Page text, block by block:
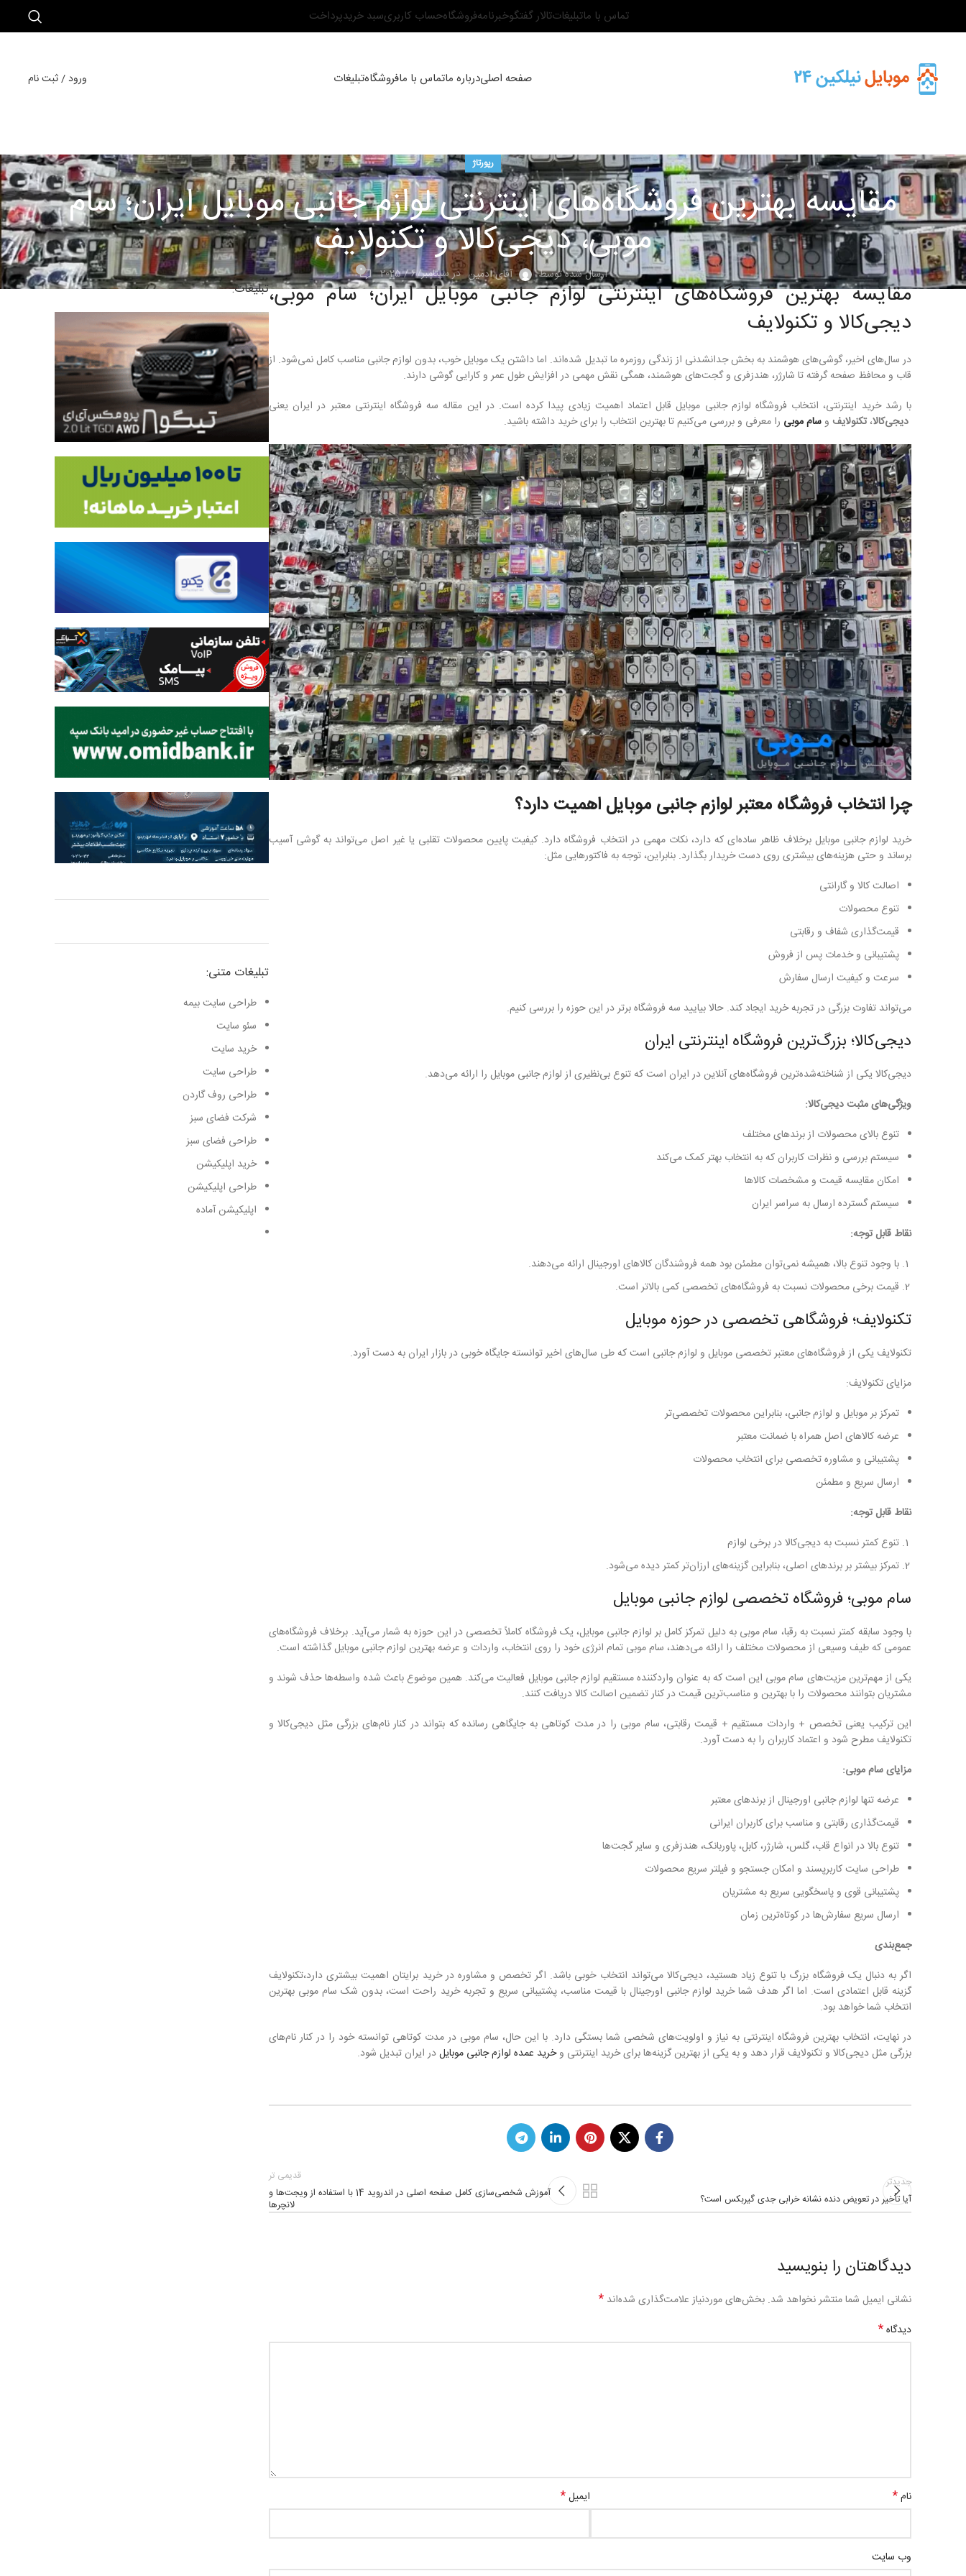
تماس با ماتبلیغاتتالار گفتگوخبرنامهفروشگاهحساب کاربریسبد خریدپرداخت
صفحه اصلیدرباره ماتماس با مافروشگاهتبلیغات ورود / ثبت نام
رپورتاژ
مقایسه بهترین فروشگاه‌های اینترنتی لوازم جانبی موبایل ایران؛ سام
موبی، دیجی‌کالا و تکنولایف
ارسال شده توسط آقای ادمین در سپتامبر/6 / 2025 0
مقایسه بهترین فروشگاه‌های اینترنتی لوازم جانبی موبایل ایران؛ سام موبی،
دیجی‌کالا و تکنولایف
در سال‌های اخیر، گوشی‌های هوشمند به بخش جدانشدنی از زندگی روزمره ما تبدیل شده‌اند. اما داشتن یک موبایل خوب، بدون لوازم جانبی مناسب کامل نمی‌شود. از
قاب و محافظ صفحه گرفته تا شارژر، هندزفری و گجت‌های هوشمند، همگی نقش مهمی در افزایش طول عمر و کارایی گوشی دارند.
با رشد خرید اینترنتی، انتخاب فروشگاه لوازم جانبی موبایل قابل اعتماد اهمیت زیادی پیدا کرده است. در این مقاله سه فروشگاه اینترنتی معتبر در ایران یعنی
دیجی‌کالا، تکنولایف وسام موبی را معرفی و بررسی می‌کنیم تا بهترین انتخاب را برای خرید داشته باشید.
چرا انتخاب فروشگاه معتبر لوازم جانبی موبایل اهمیت دارد؟
خرید لوازم جانبی موبایل برخلاف ظاهر ساده‌ای که دارد، نکات مهمی در انتخاب فروشگاه دارد. کیفیت پایین محصولات تقلبی یا غیر اصل می‌تواند به گوشی آسیب
برساند و حتی هزینه‌های بیشتری روی دست خریدار بگذارد. بنابراین، توجه به فاکتورهایی مثل:
اصالت کالا و گارانتی
تنوع محصولات
قیمت‌گذاری شفاف و رقابتی
پشتیبانی و خدمات پس از فروش
سرعت و کیفیت ارسال سفارش
می‌تواند تفاوت بزرگی در تجربه خرید ایجاد کند. حالا بیایید سه فروشگاه برتر در این حوزه را بررسی کنیم.
دیجی‌کالا؛ بزرگ‌ترین فروشگاه اینترنتی ایران
دیجی‌کالا یکی از شناخته‌شده‌ترین فروشگاه‌های آنلاین در ایران است که تنوع بی‌نظیری از لوازم جانبی موبایل را ارائه می‌دهد.
ویژگی‌های مثبت دیجی‌کالا:
تنوع بالای محصولات از برندهای مختلف
سیستم بررسی و نظرات کاربران که به انتخاب بهتر کمک می‌کند
امکان مقایسه قیمت و مشخصات کالاها
سیستم گسترده ارسال به سراسر ایران
نقاط قابل توجه:
با وجود تنوع بالا، همیشه نمی‌توان مطمئن بود همه فروشندگان کالاهای اورجینال ارائه می‌دهند.
قیمت برخی محصولات نسبت به فروشگاه‌های تخصصی کمی بالاتر است.
تکنولایف؛ فروشگاهی تخصصی در حوزه موبایل
تکنولایف یکی از فروشگاه‌های معتبر تخصصی موبایل و لوازم جانبی است که طی سال‌های اخیر توانسته جایگاه خوبی در بازار ایران به دست آورد.
مزایای تکنولایف:
تمرکز بر موبایل و لوازم جانبی، بنابراین محصولات تخصصی‌تر
عرضه کالاهای اصل همراه با ضمانت معتبر
پشتیبانی و مشاوره تخصصی برای انتخاب محصولات
ارسال سریع و مطمئن
نقاط قابل توجه:
تنوع کمتر نسبت به دیجی‌کالا در برخی لوازم
تمرکز بیشتر بر برندهای اصلی، بنابراین گزینه‌های ارزان‌تر کمتر دیده می‌شود.
سام موبی؛ فروشگاه تخصصی لوازم جانبی موبایل
با وجود سابقه کمتر نسبت به رقبا، سام موبی به دلیل تمرکز کامل بر لوازم جانبی موبایل، یک فروشگاه کاملاً تخصصی در این حوزه به شمار می‌آید. برخلاف فروشگاه‌های
عمومی که طیف وسیعی از محصولات مختلف را ارائه می‌دهند، سام موبی تمام انرژی خود را روی انتخاب، واردات و عرضه بهترین لوازم جانبی موبایل گذاشته است.
یکی از مهم‌ترین مزیت‌های سام موبی این است که به عنوان واردکننده مستقیم لوازم جانبی موبایل فعالیت می‌کند. همین موضوع باعث شده واسطه‌ها حذف شوند و
مشتریان بتوانند محصولات را با بهترین و مناسب‌ترین قیمت در کنار تضمین اصالت کالا دریافت کنند.
این ترکیب یعنی تخصص + واردات مستقیم + قیمت رقابتی، سام موبی را در مدت کوتاهی به جایگاهی رسانده که بتواند در کنار نام‌های بزرگی مثل دیجی‌کالا و
تکنولایف مطرح شود و اعتماد کاربران را به دست آورد.
مزایای سام موبی:
عرضه تنها لوازم جانبی اورجینال از برندهای معتبر
قیمت‌گذاری رقابتی و مناسب برای کاربران ایرانی
تنوع بالا در انواع قاب، گلس، شارژر، کابل، پاوربانک، هندزفری و سایر گجت‌ها
طراحی سایت کاربرپسند و امکان جستجو و فیلتر سریع محصولات
پشتیبانی قوی و پاسخگویی سریع به مشتریان
ارسال سریع سفارش‌ها در کوتاه‌ترین زمان
جمع‌بندی
اگر به دنبال یک فروشگاه بزرگ با تنوع زیاد هستید، دیجی‌کالا می‌تواند انتخاب خوبی باشد. اگر تخصص و مشاوره در خرید برایتان اهمیت بیشتری دارد،تکنولایف
گزینه قابل اعتمادی است. اما اگر هدف شما خرید لوازم جانبی اورجینال با قیمت مناسب، پشتیبانی سریع و تجربه خرید راحت است، بدون شک سام موبی بهترین
انتخاب شما خواهد بود.
در نهایت، انتخاب بهترین فروشگاه اینترنتی به نیاز و اولویت‌های شخصی شما بستگی دارد. با این حال، سام موبی در مدت کوتاهی توانسته خود را در کنار نام‌های
بزرگی مثل دیجی‌کالا و تکنولایف قرار دهد و به یکی از بهترین گزینه‌ها برای خرید اینترنتی وخرید عمده لوازم جانبی موبایلدر ایران تبدیل شود.
جدیدتر
آیا تأخیر در تعویض دنده نشانه خرابی جدی گیربکس است؟
قدیمی تر
آموزش شخصی‌سازی کامل صفحه اصلی در اندروید 14 با استفاده از ویجت‌ها و
لانچرها
دیدگاهتان را بنویسید
نشانی ایمیل شما منتشر نخواهد شد. بخش‌های موردنیاز علامت‌گذاری شده‌اند *
دیدگاه*
نام* ایمیل*
وب‌ سایت
تبلیغات:
تبلیغات متنی:
طراحی سایت بیمه
سئو سایت
خرید سایت
طراحی سایت
طراحی روف گاردن
شرکت فضای سبز
طراحی فضای سبز
خرید اپلیکیشن
طراحی اپلیکیشن
اپلیکیشن آماده